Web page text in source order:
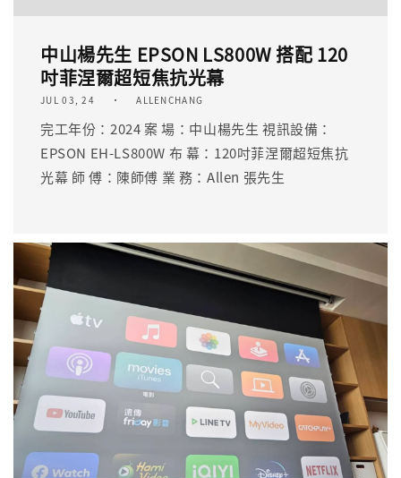
中山楊先生 EPSON LS800W 搭配 120
吋菲涅爾超短焦抗光幕
JUL 03, 24 ALLENCHANG
完工年份：2024 案 場：中山楊先生 視訊設備：
EPSON EH-LS800W 布 幕：120吋菲涅爾超短焦抗
光幕 師 傅：陳師傅 業 務：Allen 張先生